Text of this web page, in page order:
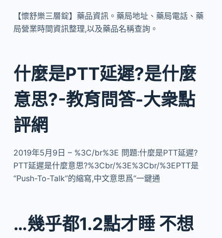
【懷舒樂三層錠】藥品資訊。藥局地址、藥局電話、藥
局營業時間資訊整理,以及藥品名稱查詢。
什麼是PTT延遲?是什麼
意思?-教育問答-大衆點
評網
2019年5月9日 – %3C/br%3E 問題:什麼是PTT延遲?
PTT延遲是什麼意思?%3Cbr/%3E%3Cbr/%3EPTT是
“Push-To-Talk”的縮寫,中文意思爲“一鍵通
…幾乎都1.2點才睡 不想